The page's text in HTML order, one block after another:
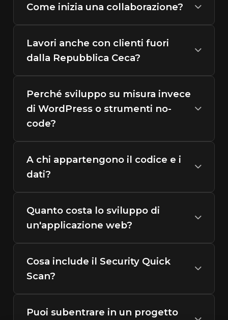
Come inizia una collaborazione?
Lavori anche con clienti fuori
dalla Repubblica Ceca?
Perché sviluppo su misura invece
di WordPress o strumenti no-
code?
A chi appartengono il codice e i
dati?
Quanto costa lo sviluppo di
un'applicazione web?
Cosa include il Security Quick
Scan?
Puoi subentrare in un progetto